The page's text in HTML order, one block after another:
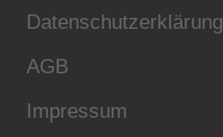
Datenschutzerklärung
AGB
Impressum